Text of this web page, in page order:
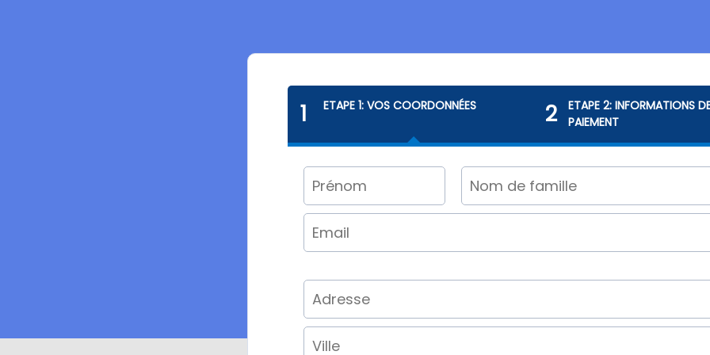
1 ETAPE 1: VOS COORDONNÉES 2
ETAPE 2: INFORMATIONS
PAIEMENT